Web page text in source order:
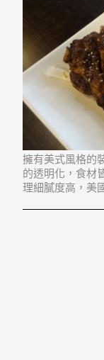
擁有美式風格的
的透明化，食材
理細膩度高，美